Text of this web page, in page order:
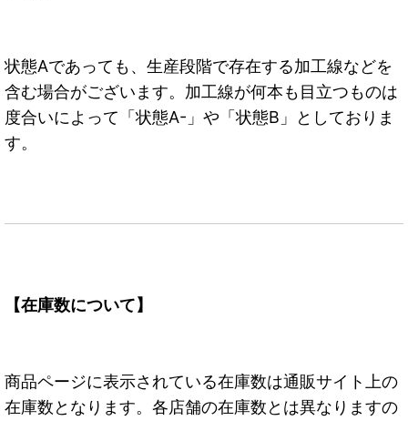
状態Aであっても、生産段階で存在する加工線などを
含む場合がございます。加工線が何本も目立つものは
度合いによって「状態A-」や「状態B」としておりま
す。
【在庫数について】
商品ページに表示されている在庫数は通販サイト上の
在庫数となります。各店舗の在庫数とは異なりますの